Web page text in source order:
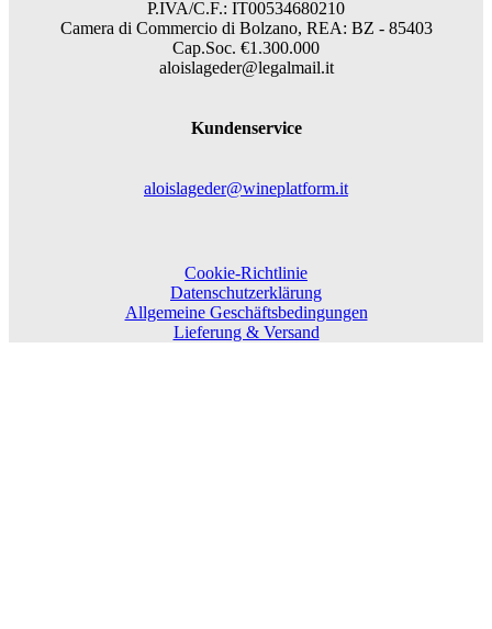
P.IVA/C.F.: IT00534680210
Camera di Commercio di Bolzano, REA: BZ - 85403
Cap.Soc. €1.300.000
aloislageder@legalmail.it
Kundenservice
aloislageder@wineplatform.it
Cookie-Richtlinie
Datenschutzerklärung
Allgemeine Geschäftsbedingungen
Lieferung & Versand